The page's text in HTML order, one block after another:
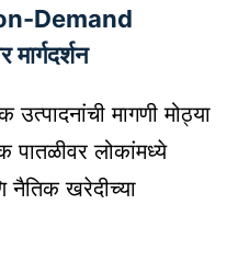
Demand
मार्गदर्शन
उत्पादनांची मागणी मोठ्या
पातळीवर लोकांमध्ये
नैतिक खरेदीच्या